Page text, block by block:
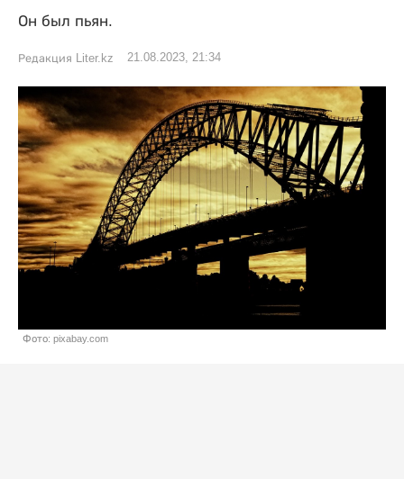
Он был пьян.
Редакция Liter.kz 21.08.2023, 21:34
Фото: pixabay.com